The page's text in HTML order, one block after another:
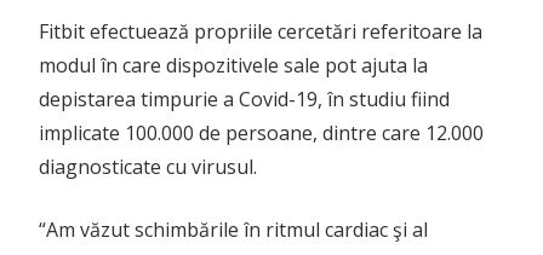
Fitbit efectuează propriile cercetări referitoare la
modul în care dispozitivele sale pot ajuta la
depistarea timpurie a Covid-19, în studiu fiind
implicate 100.000 de persoane, dintre care 12.000
diagnosticate cu virusul.
“Am văzut schimbările în ritmul cardiac şi al